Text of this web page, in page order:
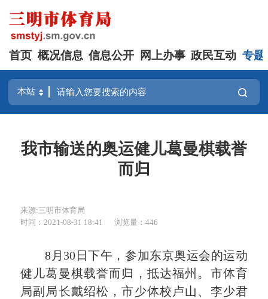
首页 概况信息 信息公开 网上办事 政民互动 专题
我市输送的奥运健儿葛曼棋载誉
而归
来源:三明市体育局
时间：2021-08-31 18:41
浏览量：446
8月30日下午，参加东京奥运会的运动
健儿葛曼棋载誉而归，抵达福州。市体育
局副局长戴绍松 ，市少体校卢山、李少君